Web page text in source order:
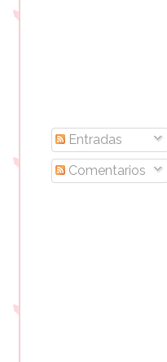
Entradas
Comentarios